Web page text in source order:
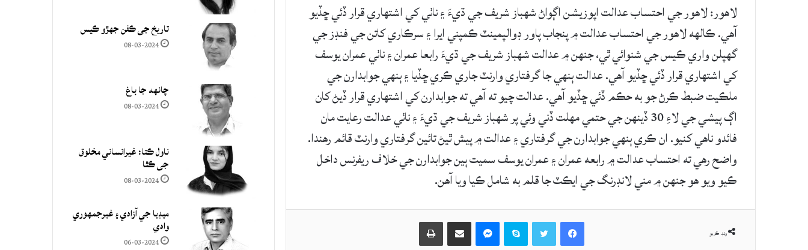
لاهور: لاهور جي احتساب عدالت اپوزيشن اڳواڻ شهباز شريف جي ڌيءَ ۽ ناٺي کي اشتهاري قرار ڏئي ڇڏيو
آهي. ڪالهه لاهور جي احتساب عدالت ۾ پنجاب پاور ڊوالپمينٽ ڪمپني ايرا ۽ سرڪاري کاتن جي فنڊز جي
گهپلن واري ڪيس جي شنوائي ٿي، جنهن ۾ عدالت شهباز شريف جي ڌيءَ رابعا عمران ۽ ناٺي عمران يوسف
کي اشتهاري قرار ڏئي ڇڏيو آهي. عدالت ٻنهي جا گرفتاري وارنٽ جاري ڪري ڇڏيا ۽ ٻنهي جوابدارن جي
ملڪيت ضبط ڪرڻ جو به حڪم ڏئي ڇڏيو آهي. عدالت چيو ته آهي ته جوابدارن کي اشتهاري قرار ڏيڻ کان
اڳ پيشي جي لاءِ 30 ڏينهن جي حتمي مهلت ڏني وئي پر شهباز شريف جي ڌيءَ ۽ ناٺي عدالت رعايت مان
فائدو ناهي کنيو. ان ڪري ٻنهي جوابدارن جي گرفتاري ۽ عدالت ۾ پيش ٿيڻ تائين گرفتاري وارنٽ قائم رهندا.
واضح رهي ته احتساب عدالت ۾ رابعه عمران ۽ عمران يوسف سميت ٻين جوابدارن جي خلاف ريفرنس داخل
ڪيو ويو هو جنهن ۾ مني لانڊرنگ جي ايڪٽ جا قلم به شامل ڪيا ويا آهن.
ونڊ ڪريو
Facebook
Skype حصيداري ڪريو اي ميل ذريعي
تاريخ جي ڪفن جھڙو ڪيس
08-03-2024
چانهه جا باغ
08-03-2024
ناول ڪتا: غيرانساني مخلوق
جي ڪٿا
08-03-2024
ميڊيا جي آزادي ۽ غيرجمھوري
وادي
06-03-2024